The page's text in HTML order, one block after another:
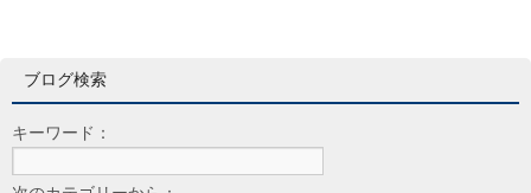
ブログ検索
キーワード：